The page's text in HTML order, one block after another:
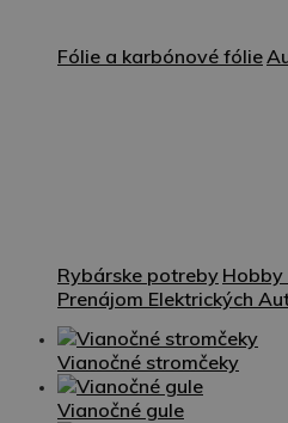
Fólie a karbónové fólie
Rybárske potreby
Prenájom Elektrických
Vianočné stromčeky
Vianočné gule